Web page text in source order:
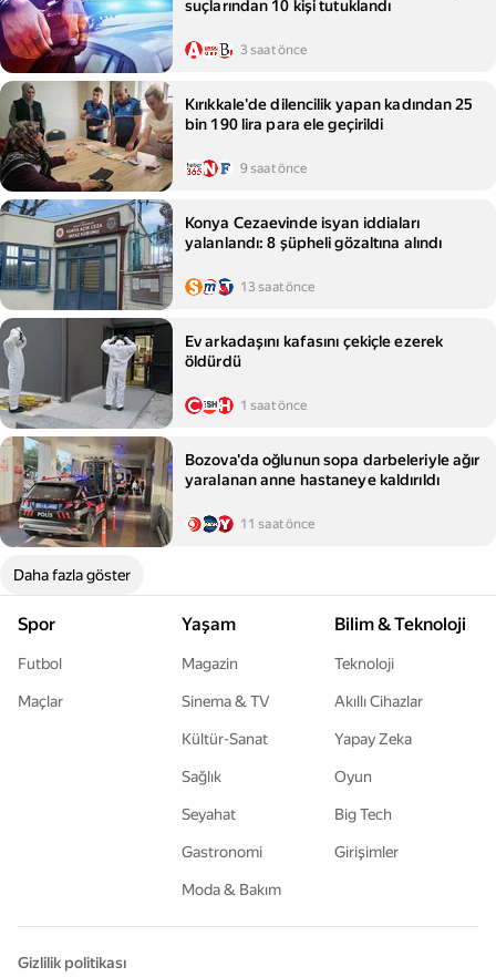
suçlarından 10 kişi tutuklandı
3 saat önce
Kırıkkale'de dilencilik yapan kadından 25
bin 190 lira para ele geçirildi
9 saat önce
Konya Cezaevinde isyan iddiaları
yalanlandı: 8 şüpheli gözaltına alındı
13 saat önce
Ev arkadaşını kafasını çekiçle ezerek
öldürdü
1 saat önce
Bozova'da oğlunun sopa darbeleriyle ağır
yaralanan anne hastaneye kaldırıldı
11 saat önce
Daha fazla göster
Spor
Futbol
Maçlar
Yaşam
Magazin
Sinema & TV
Kültür-Sanat
Sağlık
Seyahat
Gastronomi
Moda & Bakım
Bilim & Teknoloji
Teknoloji
Akıllı Cihazlar
Yapay Zeka
Oyun
Big Tech
Girişimler
Gizlilik politikası